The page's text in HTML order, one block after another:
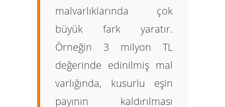
malvarlıklarında çok
büyük fark yaratır.
Örneğin 3 milyon TL
değerinde edinilmiş mal
varlığında, kusurlu eşin
payının kaldırılması